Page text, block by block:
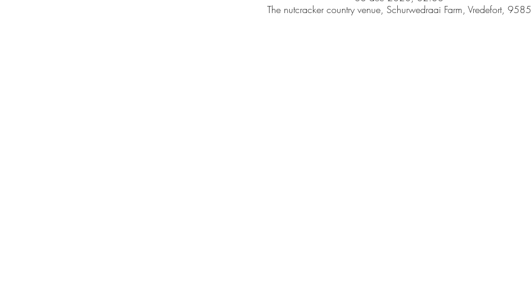
The nutcracker country venue, Schurwedraai Farm, Vredefort, 9585